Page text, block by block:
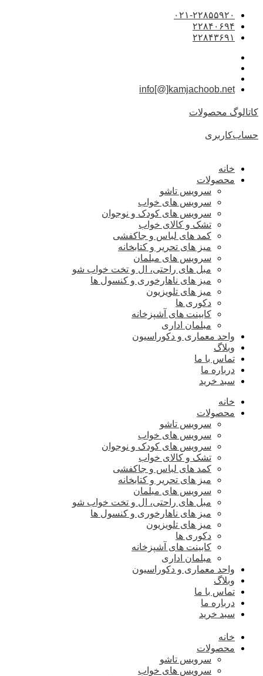
۰۲۱-۲۲۸۵۵۹۲۰
۲۲۸۴۰۶۹۴
۲۲۸۴۳۶۹۱
info[@]kamjachoob.net
کاتالوگ محصولات
حساب‌کاربری
خانه
محصولات
سرویس تاشو
سرویس های خواب
سرویس های کودک و نوجوان
تشک و کالای خواب
کمد های لباس و جاکفشی
میز های تحریر و کتابخانه
سرویس های مبلمان
مبل های راحتی، ال و تخت خواب شو
میز های ناهارخوری و کنسول ها
میز های تلویزیون
دکوری ها
کابینت های آشپزخانه
مبلمان اداری
واحد معماری و دکوراسیون
وبلاگ
تماس با ما
درباره ما
سبد خرید
خانه
محصولات
سرویس تاشو
سرویس های خواب
سرویس های کودک و نوجوان
تشک و کالای خواب
کمد های لباس و جاکفشی
میز های تحریر و کتابخانه
سرویس های مبلمان
مبل های راحتی، ال و تخت خواب شو
میز های ناهارخوری و کنسول ها
میز های تلویزیون
دکوری ها
کابینت های آشپزخانه
مبلمان اداری
واحد معماری و دکوراسیون
وبلاگ
تماس با ما
درباره ما
سبد خرید
خانه
محصولات
سرویس تاشو
سرویس های خواب